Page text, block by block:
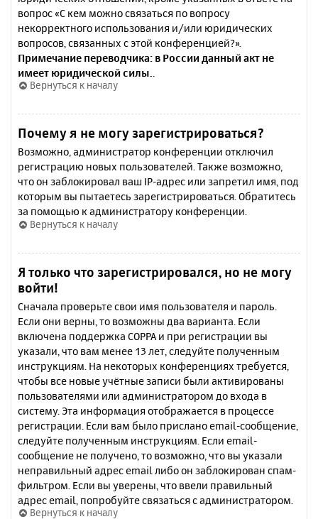
вопрос «С кем можно связаться по вопросу
некорректного использования и/или юридических
вопросов, связанных с этой конференцией?».
Примечание переводчика: в России данный акт не
имеет юридической силы.
Вернуться к началу
Почему я не могу зарегистрироваться?
Возможно, администратор конференции отключил
регистрацию новых пользователей. Также возможно,
что он заблокировал ваш IP-адрес или запретил имя, под
которым вы пытаетесь зарегистрироваться. Обратитесь
за помощью к администратору конференции.
Вернуться к началу
Я только что зарегистрировался, но не могу
войти!
Сначала проверьте свои имя пользователя и пароль.
Если они верны, то возможны два варианта. Если
включена поддержка COPPA и при регистрации вы
указали, что вам менее 13 лет, следуйте полученным
инструкциям. На некоторых конференциях требуется,
чтобы все новые учётные записи были активированы
пользователями или администратором до входа в
систему. Эта информация отображается в процессе
регистрации. Если вам было прислано email-сообщение,
следуйте полученным инструкциям. Если email-
сообщение не получено, то возможно, что вы указали
неправильный адрес email либо он заблокирован спам-
фильтром. Если вы уверены, что ввели правильный
адрес email, попробуйте связаться с администратором.
Вернуться к началу